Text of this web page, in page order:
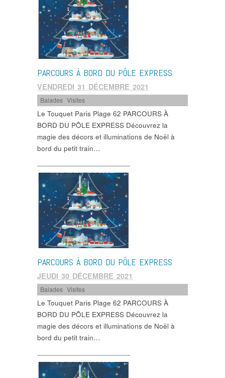
PARCOURS À BORD DU PÔLE EXPRESS
VENDREDI 31 DÉCEMBRE 2021
Balades ,Visites
Le Touquet Paris Plage 62 PARCOURS À
BORD DU PÔLE EXPRESS Découvrez la
magie des décors et illuminations de Noël à
bord du petit train…
PARCOURS À BORD DU PÔLE EXPRESS
JEUDI 30 DÉCEMBRE 2021
Balades ,Visites
Le Touquet Paris Plage 62 PARCOURS À
BORD DU PÔLE EXPRESS Découvrez la
magie des décors et illuminations de Noël à
bord du petit train…